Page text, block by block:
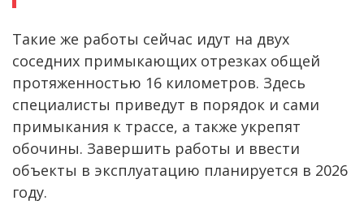
Такие же работы сейчас идут на двух
соседних примыкающих отрезках общей
протяженностью 16 километров. Здесь
специалисты приведут в порядок и сами
примыкания к трассе, а также укрепят
обочины. Завершить работы и ввести
объекты в эксплуатацию планируется в 2026
году.